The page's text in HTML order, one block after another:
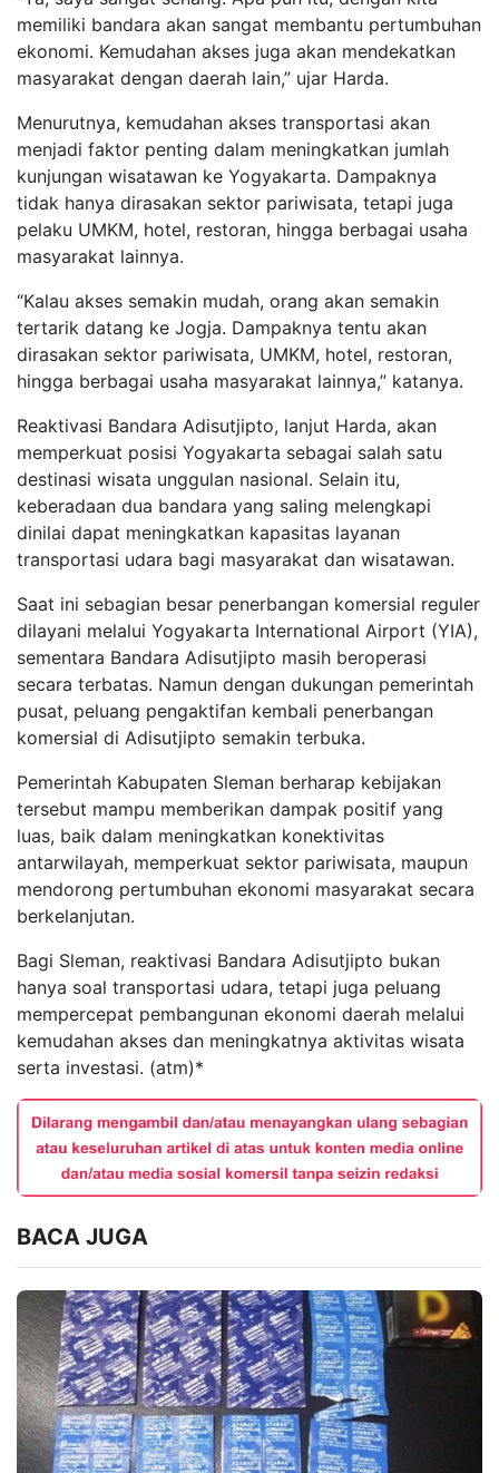
memiliki bandara akan sangat membantu pertumbuhan
ekonomi. Kemudahan akses juga akan mendekatkan
masyarakat dengan daerah lain,” ujar Harda.
Menurutnya, kemudahan akses transportasi akan
menjadi faktor penting dalam meningkatkan jumlah
kunjungan wisatawan ke Yogyakarta. Dampaknya
tidak hanya dirasakan sektor pariwisata, tetapi juga
pelaku UMKM, hotel, restoran, hingga berbagai usaha
masyarakat lainnya.
“Kalau akses semakin mudah, orang akan semakin
tertarik datang ke Jogja. Dampaknya tentu akan
dirasakan sektor pariwisata, UMKM, hotel, restoran,
hingga berbagai usaha masyarakat lainnya,” katanya.
Reaktivasi Bandara Adisutjipto, lanjut Harda, akan
memperkuat posisi Yogyakarta sebagai salah satu
destinasi wisata unggulan nasional. Selain itu,
keberadaan dua bandara yang saling melengkapi
dinilai dapat meningkatkan kapasitas layanan
transportasi udara bagi masyarakat dan wisatawan.
Saat ini sebagian besar penerbangan komersial reguler
dilayani melalui Yogyakarta International Airport (YIA),
sementara Bandara Adisutjipto masih beroperasi
secara terbatas. Namun dengan dukungan pemerintah
pusat, peluang pengaktifan kembali penerbangan
komersial di Adisutjipto semakin terbuka.
Pemerintah Kabupaten Sleman berharap kebijakan
tersebut mampu memberikan dampak positif yang
luas, baik dalam meningkatkan konektivitas
antarwilayah, memperkuat sektor pariwisata, maupun
mendorong pertumbuhan ekonomi masyarakat secara
berkelanjutan.
Bagi Sleman, reaktivasi Bandara Adisutjipto bukan
hanya soal transportasi udara, tetapi juga peluang
mempercepat pembangunan ekonomi daerah melalui
kemudahan akses dan meningkatnya aktivitas wisata
serta investasi. (atm)*
BACA JUGA